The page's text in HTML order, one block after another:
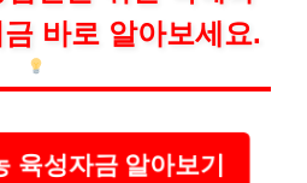
바로 알아보세요.
성자금 알아보기